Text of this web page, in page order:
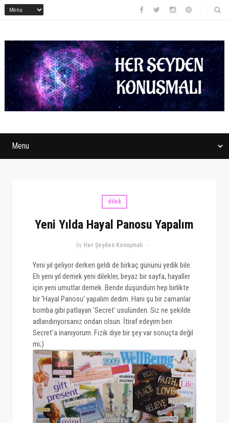
dilek
Yeni Yılda Hayal Panosu Yapalım
by Her Şeyden Konuşmalı
Yeni yıl geliyor derken geldi de birkaç gününü yedik bile.
Eh yeni yıl demek yeni dilekler, beyaz bir sayfa, hayaller
için yeni umutlar demek. Bende düşündüm hep birlikte
bir 'Hayal Panosu' yapalım dedim. Hani şu bir zamanlar
bomba gibi patlayan 'Secret' usulünden. Siz ne şekilde
adlandırıyorsanız ondan olsun. İtiraf edeyim ben
Secret'a inanıyorum. Fizik diye bir şey var sonuçta değil
mi;)